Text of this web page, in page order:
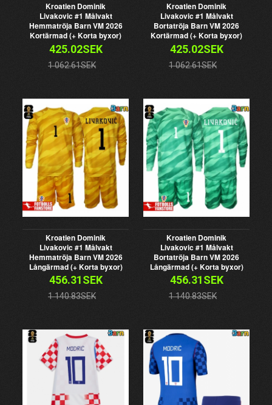
Kroatien Dominik
Livakovic #1 Målvakt
Hemmatröja Barn VM 2026
Kortärmad (+ Korta byxor)
425.02SEK
1 062.61SEK
Kroatien Dominik
Livakovic #1 Målvakt
Bortatröja Barn VM 2026
Kortärmad (+ Korta byxor)
425.02SEK
1 062.61SEK
Kroatien Dominik
Livakovic #1 Målvakt
Hemmatröja Barn VM 2026
Långärmad (+ Korta byxor)
456.31SEK
1 140.83SEK
Kroatien Dominik
Livakovic #1 Målvakt
Bortatröja Barn VM 2026
Långärmad (+ Korta byxor)
456.31SEK
1 140.83SEK